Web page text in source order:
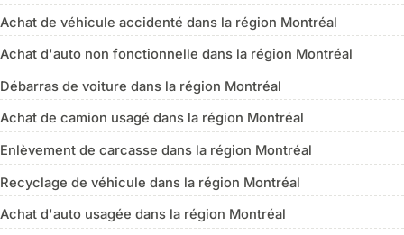
Achat de véhicule accidenté dans la région Montréal
Achat d'auto non fonctionnelle dans la région Montréal
Débarras de voiture dans la région Montréal
Achat de camion usagé dans la région Montréal
Enlèvement de carcasse dans la région Montréal
Recyclage de véhicule dans la région Montréal
Achat d'auto usagée dans la région Montréal